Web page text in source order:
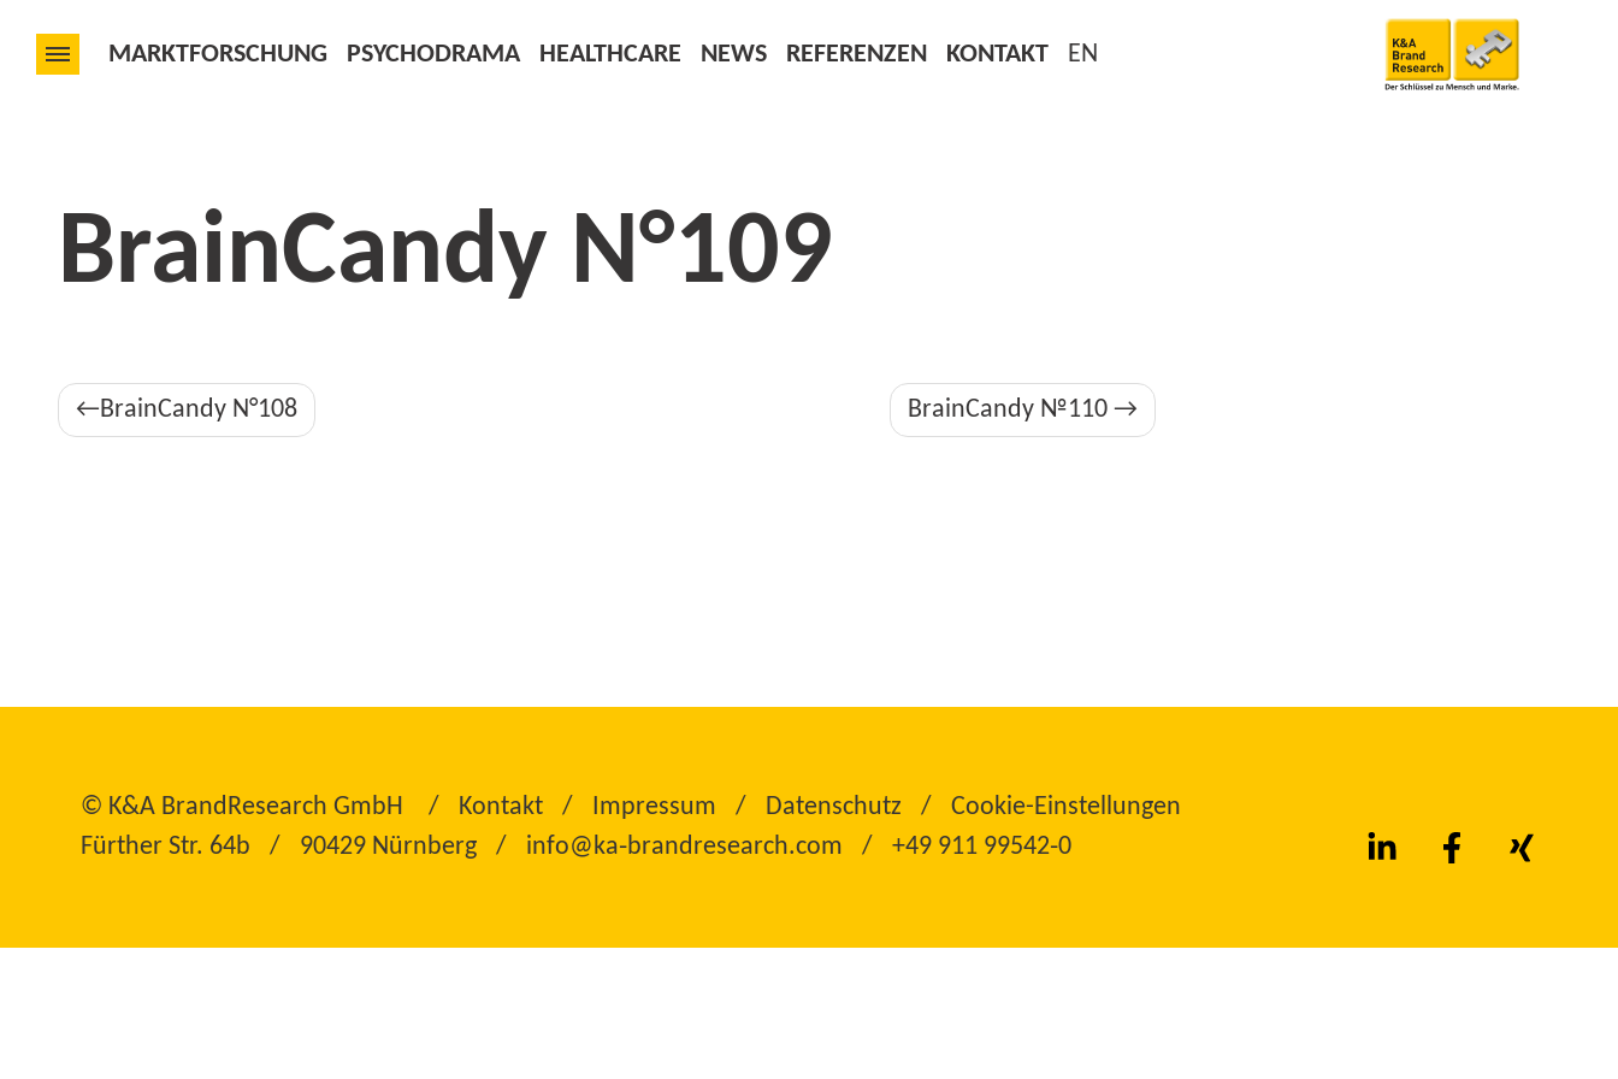
MARKTFORSCHUNG PSYCHODRAMA HEALTHCARE NEWS REFERENZEN KONTAKT EN
BrainCandy N°109
Beitragsnavigation
BrainCandy N°108 BrainCandy №110
© K&A BrandResearch GmbH Kontakt Impressum Datenschutz
Cookie-Einstellungen
Fürther Str. 64b
90429 Nürnberg info@ka‑brandresearch.com +49 911 99542‑0